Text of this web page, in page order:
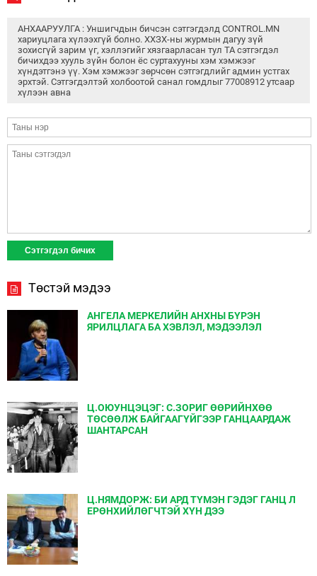
АНХААРУУЛГА : Уншигчдын бичсэн сэтгэгдэлд CONTROL.MN
хариуцлага хүлээхгүй болно. ХХЗХ-ны журмын дагуу зүй
зохисгүй зарим үг, хэллэгийг хязгаарласан тул ТА сэтгэгдэл
бичихдээ хууль зүйн болон ёс суртахууны хэм хэмжээг
хүндэтгэнэ үү. Хэм хэмжээг зөрчсөн сэтгэгдлийг админ устгах
эрхтэй. Сэтгэгдэлтэй холбоотой санал гомдлыг 77008912 утсаар
хүлээн авна
Төстэй мэдээ
АНГЕЛА МЕРКЕЛИЙН АНХНЫ БҮРЭН
ЯРИЛЦЛАГА БА ХЭВЛЭЛ, МЭДЭЭЛЭЛ
Ц.ОЮУНЦЭЦЭГ: С.ЗОРИГ ӨӨРИЙНХӨӨ
ТӨСӨӨЛЖ БАЙГААГҮЙГЭЭР ГАНЦААРДАЖ
ШАНТАРСАН
Ц.НЯМДОРЖ: БИ АРД ТҮМЭН ГЭДЭГ ГАНЦ Л
ЕРӨНХИЙЛӨГЧТЭЙ ХҮН ДЭЭ